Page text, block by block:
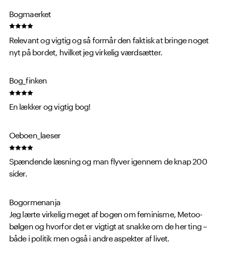
Bogmaerket
Relevant og vigtig og så formår den faktisk at bringe noget
nyt på bordet, hvilket jeg virkelig værdsætter.
Bog_finken
En lækker og vigtig bog!
Oeboen_laeser
Spændende læsning og man flyver igennem de knap 200
sider.
Bogormenanja
Jeg lærte virkelig meget af bogen om feminisme, Metoo-
bølgen og hvorfor det er vigtigt at snakke om de her ting –
både i politik men også i andre aspekter af livet.